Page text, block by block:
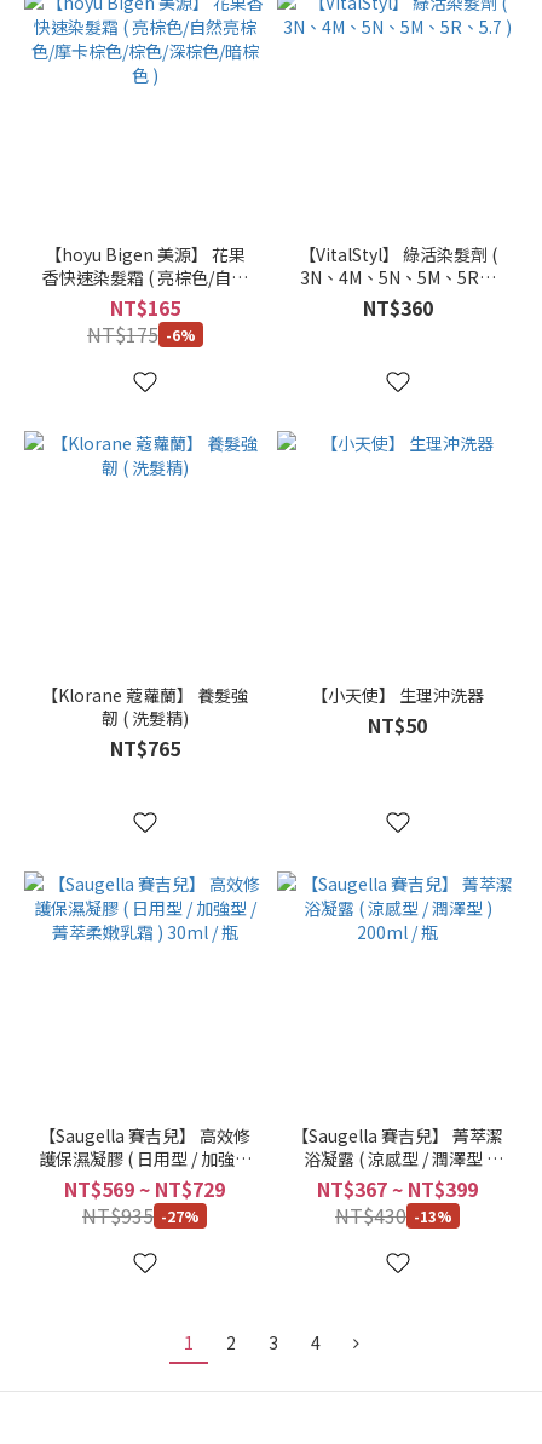
【hoyu Bigen 美源】 花果
香快速染髮霜 ( 亮棕色/自然
亮棕色/摩卡棕色/棕色/深棕
色/暗棕色 )
NT$165
NT$175 -6%
【VitalStyl】 綠活染髮劑 (
3N、4M、5N、5M、5R、
5.7 )
NT$360
【Klorane 蔻蘿蘭】 養髮強
韌 ( 洗髮精)
NT$765
【小天使】 生理沖洗器
NT$50
【Saugella 賽吉兒】 高效修
護保濕凝膠 ( 日用型 / 加強型
/ 菁萃柔嫩乳霜 ) 30ml / 瓶
NT$569 ~ NT$729
NT$935 -27%
【Saugella 賽吉兒】 菁萃潔
浴凝露 ( 涼感型 / 潤澤型 )
200ml / 瓶
NT$367 ~ NT$399
NT$430 -13%
1 2 3 4